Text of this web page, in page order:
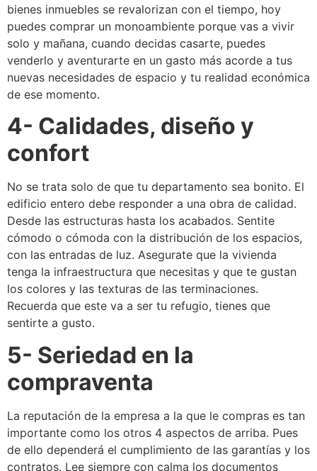
bienes inmuebles se revalorizan con el tiempo, hoy
puedes comprar un monoambiente porque vas a vivir
solo y mañana, cuando decidas casarte, puedes
venderlo y aventurarte en un gasto más acorde a tus
nuevas necesidades de espacio y tu realidad económica
de ese momento.
4- Calidades, diseño y
confort
No se trata solo de que tu departamento sea bonito. El
edificio entero debe responder a una obra de calidad.
Desde las estructuras hasta los acabados. Sentite
cómodo o cómoda con la distribución de los espacios,
con las entradas de luz. Asegurate que la vivienda
tenga la infraestructura que necesitas y que te gustan
los colores y las texturas de las terminaciones.
Recuerda que este va a ser tu refugio, tienes que
sentirte a gusto.
5- Seriedad en la
compraventa
La reputación de la empresa a la que le compras es tan
importante como los otros 4 aspectos de arriba. Pues
de ello dependerá el cumplimiento de las garantías y los
contratos. Lee siempre con calma los documentos